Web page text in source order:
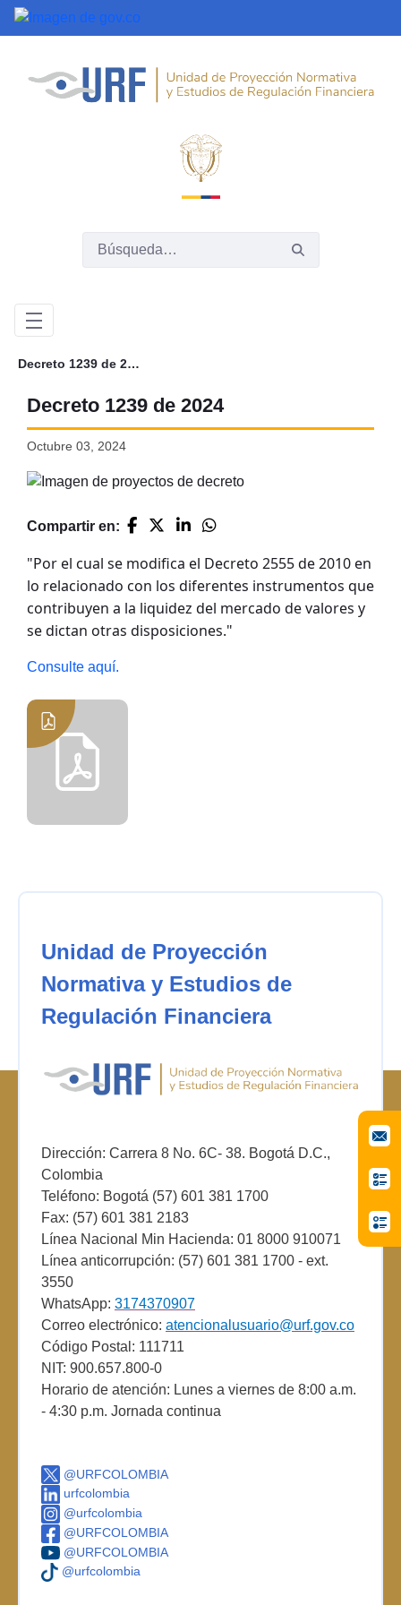
Saltar al contenido principal
Decreto 1239 de 2024
Decreto 1239 de 2024
Octubre 03, 2024
Compartir en:
"Por el cual se modifica el Decreto 2555 de 2010 en
lo relacionado con los diferentes instrumentos que
contribuyen a la liquidez del mercado de valores y
se dictan otras disposiciones."
Consulte aquí.
Unidad de Proyección
Normativa y Estudios de
Regulación Financiera
Dirección: Carrera 8 No. 6C- 38. Bogotá D.C.,
Colombia
Teléfono: Bogotá (57) 601 381 1700
Fax: (57) 601 381 2183
Línea Nacional Min Hacienda: 01 8000 910071
Línea anticorrupción: (57) 601 381 1700 - ext.
3550
WhatsApp: 3174370907
Correo electrónico: atencionalusuario@urf.gov.co
Código Postal: 111711
NIT: 900.657.800-0
Horario de atención: Lunes a viernes de 8:00 a.m.
- 4:30 p.m. Jornada continua
@URFCOLOMBIA
urfcolombia
@urfcolombia
@URFCOLOMBIA
@URFCOLOMBIA
@urfcolombia